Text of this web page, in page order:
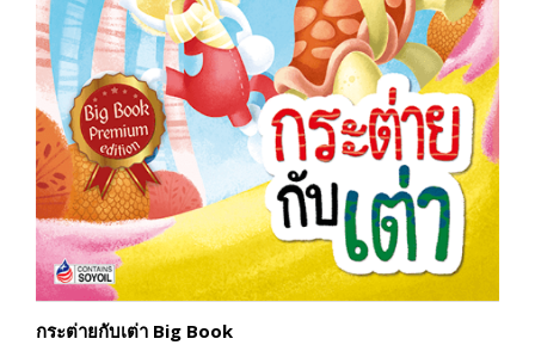
กระต่ายกับเต่า Big Book